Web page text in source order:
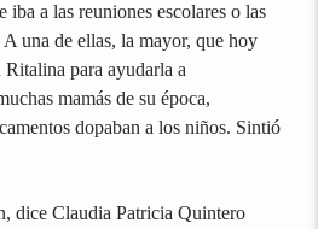
iba a las reuniones escolares o las
A una de ellas, la mayor, que hoy
para ayudarla a
mamás de su época,
dopaban a los niños. Sintió
dice Claudia Patricia Quintero